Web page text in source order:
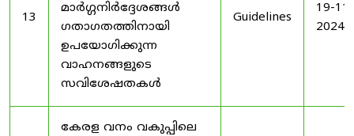
13
മാർഗ്ഗനിർദ്ദേശങ്ങൾ
ഗതാഗതത്തിനായി
ഉപയോഗിക്കുന്ന
വാഹനങ്ങളുടെ
സവിശേഷതകൾ
Guidelines
19-11-
2024
കേരള വനം വകുപ്പിലെ